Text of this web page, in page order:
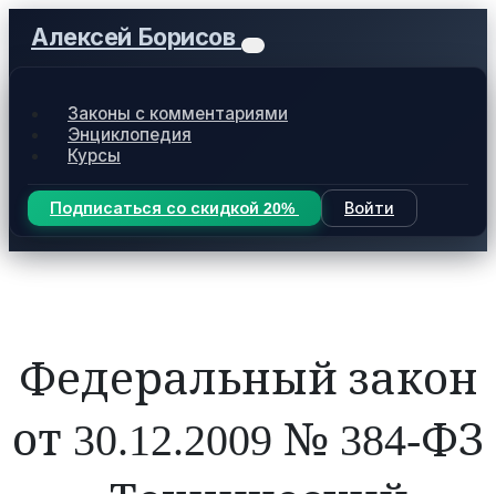
Алексей Борисов
Законы с комментариями
Энциклопедия
Курсы
Подписаться со скидкой 20% Войти
Федеральный закон
от 30.12.2009 № 384-ФЗ